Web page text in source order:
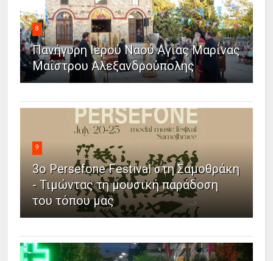
8
Πανήγυρη Ιερού Ναού Αγίας Μαρίνας
Μαΐστρου Αλεξανδρούπολης
9
3ο Persefone Festival στη Σαμοθράκη
- Τιμώντας τη μουσική παράδοση
του τόπου μας